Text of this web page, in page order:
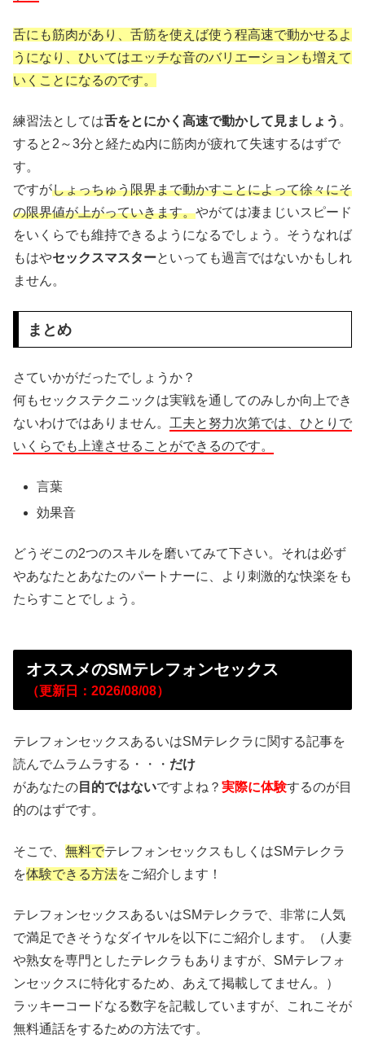
舌にも筋肉があり、舌筋を使えば使う程高速で動かせるよ
うになり、ひいてはエッチな音のバリエーションも増えて
いくことになるのです。
練習法としては舌をとにかく高速で動かして見ましょう 。
すると2～3分と経たぬ内に筋肉が疲れて失速するはずで
す。
ですがしょっちゅう限界まで動かすことによって徐々にそ
の限界値が上がっていきます。やがては凄まじいスピード
をいくらでも維持できるようになるでしょう。そうなれば
もはやセックスマスターといっても過言ではないかもしれ
ません。
まとめ
さていかがだったでしょうか？
何もセックステクニックは実戦を通してのみしか向上でき
ないわけではありません。 工夫と努力次第では、ひとりで
いくらでも上達させることができるのです。
言葉
効果音
どうぞこの2つのスキルを磨いてみて下さい。それは必ず
やあなたとあなたのパートナーに、より刺激的な快楽をも
たらすことでしょう。
オススメのSMテレフォンセックス
（更新日：2026/08/08）
テレフォンセックスあるいはSMテレクラに関する記事を
読んでムラムラする・・・ だけ
があなたの 目的ではないですよね？ 実際に体験するのが目
的のはずです。
そこで、 無料でテレフォンセックスもしくはSMテレクラ
を体験できる方法をご紹介します！
テレフォンセックスあるいはSMテレクラで、非常に人気
で満足できそうなダイヤルを以下にご紹介します。（人妻
や熟女を専門としたテレクラもありますが、SMテレフォ
ンセックスに特化するため、あえて掲載してません。）
ラッキーコードなる数字を記載していますが、これこそが
無料通話をするための方法です。